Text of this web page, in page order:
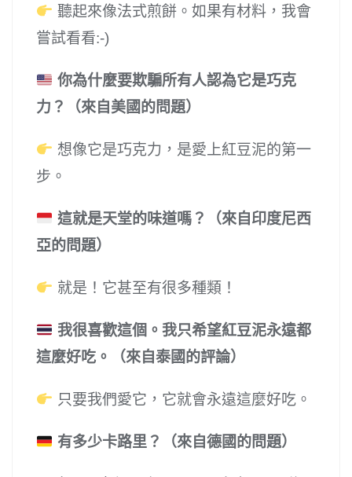
聽起來像法式煎餅。如果有材料，我會
嘗試看看:-)
你為什麼要欺騙所有人認為它是巧克
力？（來自美國的問題）
想像它是巧克力，是愛上紅豆泥的第一
步。
這就是天堂的味道嗎？（來自印度尼西
亞的問題）
就是！它甚至有很多種類！
我很喜歡這個。我只希望紅豆泥永遠都
這麼好吃。（來自泰國的評論）
只要我們愛它，它就會永遠這麼好吃。
有多少卡路里？（來自德國的問題）